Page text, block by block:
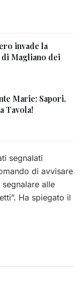
invade la
Magliano dei
Marie: Sapori,
Tavola!
segnalati
di avvisare
alle
Ha spiegato il